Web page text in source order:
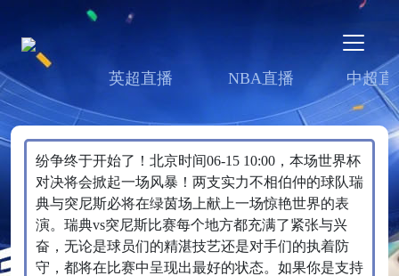
英超直播 NBA直播 中超直
纷争终于开始了！北京时间06-15 10:00，本场世界杯
对决将会掀起一场风暴！两支实力不相伯仲的球队瑞
典与突尼斯必将在绿茵场上献上一场惊艳世界的表
演。瑞典vs突尼斯比赛每个地方都充满了紧张与兴
奋，无论是球员们的精湛技艺还是对手们的执着防
守，都将在比赛中呈现出最好的状态。如果你是支持